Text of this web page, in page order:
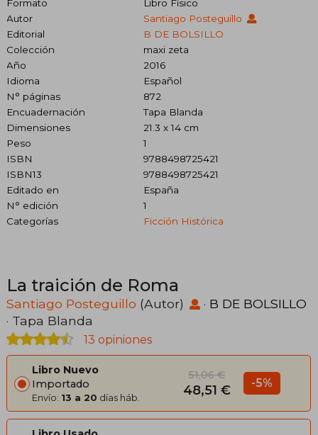
Formato
Libro Físico
Autor
Santiago Posteguillo
Editorial
B DE BOLSILLO
Colección
maxi zeta
Año
2016
Idioma
Español
N° páginas
872
Encuadernación
Tapa Blanda
Dimensiones
21.3 x 14 cm
Peso
1
ISBN
9788498725421
ISBN13
9788498725421
Editado en
España
N° edición
1
Categorías
Ficción Histórica
La traición de Roma
Santiago Posteguillo (Autor) · B DE BOLSILLO
· Tapa Blanda
13 opiniones
Libro Nuevo
Importado
Envío: 13 a 20 días háb.
51,06 €
48,51 € -5%